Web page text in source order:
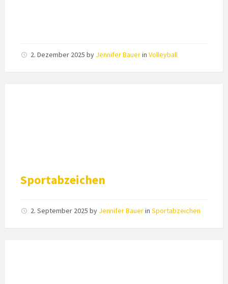
2. Dezember 2025 by Jennifer Bauerin Volleyball
Sportabzeichen
2. September 2025 by Jennifer Bauerin Sportabzeichen